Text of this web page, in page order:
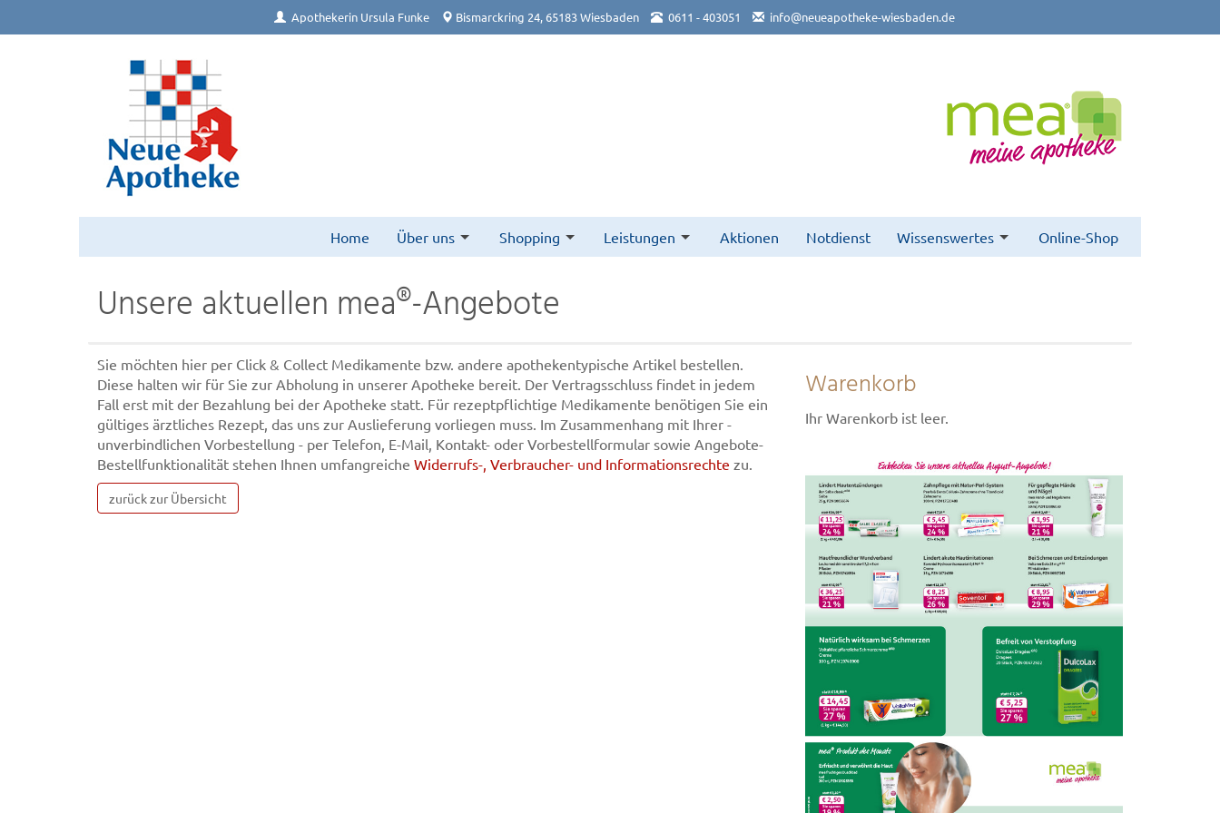
Apothekerin Ursula Funke Bismarckring 24, 65183 Wiesbaden 0611 - 403051 info@neueapotheke-wiesbaden.de
Home Über uns Shopping Leistungen Aktionen Notdienst Wissenswertes Online-Shop
Unsere aktuellen mea®-Angebote
Sie möchten hier per Click & Collect Medikamente bzw. andere apothekentypische Artikel bestellen.
Diese halten wir für Sie zur Abholung in unserer Apotheke bereit. Der Vertragsschluss findet in jedem
Fall erst mit der Bezahlung bei der Apotheke statt. Für rezeptpflichtige Medikamente benötigen Sie ein
gültiges ärztliches Rezept, das uns zur Auslieferung vorliegen muss. Im Zusammenhang mit Ihrer -
unverbindlichen Vorbestellung - per Telefon, E-Mail, Kontakt- oder Vorbestellformular sowie Angebote-
Bestellfunktionalität stehen Ihnen umfangreiche Widerrufs-, Verbraucher- und Informationsrechte zu.
zurück zur Übersicht
Warenkorb
Ihr Warenkorb ist leer.